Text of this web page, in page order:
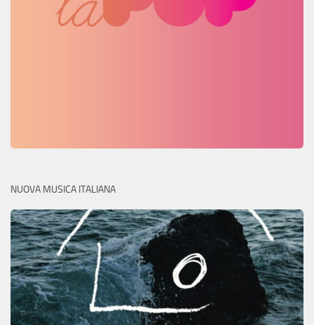
NUOVA MUSICA ITALIANA